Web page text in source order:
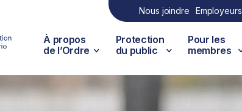
Nous joindre Employeurs
À propos
de l’Ordre
Protection
du public
Pour les
membres